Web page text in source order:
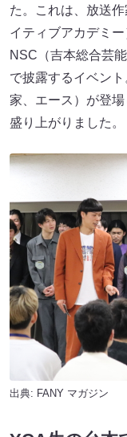
た。これは、放送
イティブアカデミ
NSC（吉本総合芸
で披露するイベン
家、エース）が登
盛り上がりました。
出典: FANY マガジン